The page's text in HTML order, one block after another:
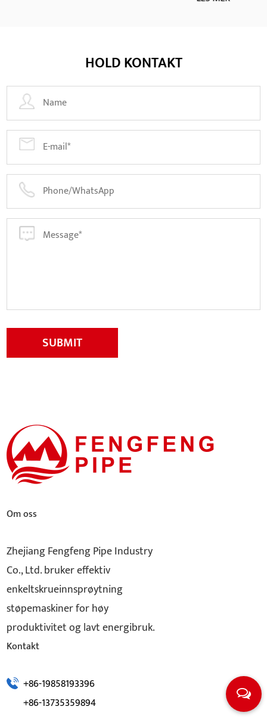
HOLD KONTAKT
SUBMIT
Om oss
Zhejiang Fengfeng Pipe Industry
Co., Ltd. bruker effektiv
enkeltskrueinnsprøytning
støpemaskiner for høy
produktivitet og lavt energibruk.
Kontakt
+86-19858193396
+86-13735359894